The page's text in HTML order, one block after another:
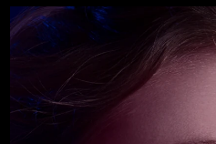
LUNA™ 4
For young skin,
面部提拉護理
Premium anti-
Near-infrared
device
UFO™ 3 mini
Red light
Smart hybrid
issa™ 4
Hybrid silicone
抗老
FAQ™ 101
Clinical anti-
FAQ™ 201
LED mask
智利
哥倫比亞